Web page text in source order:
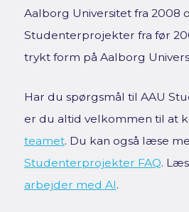
Aalborg Universitet fra 2008
Studenterprojekter fra før
trykt form på Aalborg
Har du spørgsmål til AAU
er du altid velkommen til at
teamet. Du kan også læse
Studenterprojekter FAQ.
arbejder med AI.